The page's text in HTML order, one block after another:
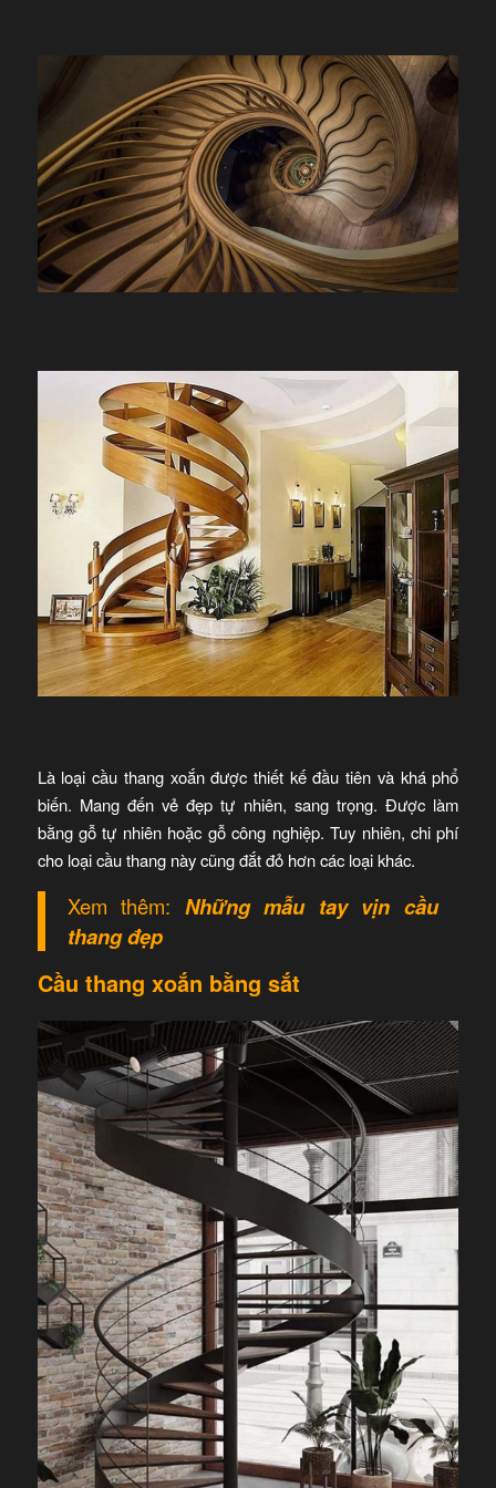
Là loại cầu thang xoắn được thiết kế đầu tiên và khá phổ
biến. Mang đến vẻ đẹp tự nhiên, sang trọng. Được làm
bằng gỗ tự nhiên hoặc gỗ công nghiệp. Tuy nhiên, chi phí
cho loại cầu thang này cũng đắt đỏ hơn các loại khác.
Xem thêm: Những mẫu tay vịn cầu
thang đẹp
Cầu thang xoắn bằng sắt